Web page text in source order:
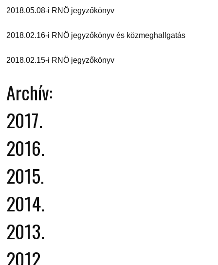
2018.05.08-i RNÖ jegyzőkönyv
2018.02.16-i RNÖ jegyzőkönyv és közmeghallgatás
2018.02.15-i RNÖ jegyzőkönyv
Archív:
2017.
2016.
2015.
2014.
2013.
2012.